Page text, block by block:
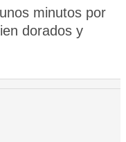
minutos por
dorados y